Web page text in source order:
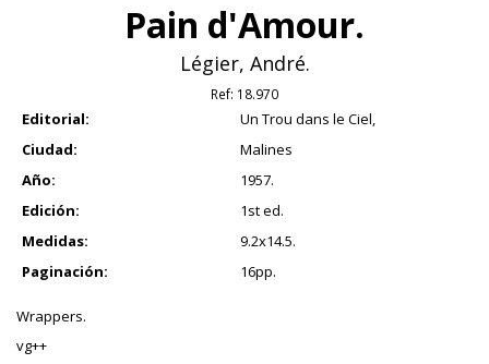
Pain d'Amour.
Légier, André.
Ref: 18.970
Editorial:
Un Trou dans le Ciel,
Ciudad:
Malines
Año:
1957.
Edición:
1st ed.
Medidas:
9.2x14.5.
Paginación:
16pp.
Wrappers.
vg++